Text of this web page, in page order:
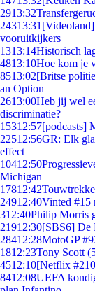
2913:32
24313:31
vooruitkijkers
1313:14Historisch
4813:10Hoe kom je
8513:02[Britse
an Option
2613:00Heb jij wel
discriminatie?
15312:57[podcasts]
22512:56GR: Elk
effect
10412:50
Michigan
17812:42
24912:40Vinted #15
312:40Philip Morris
21912:30[SBS6] De
28412:28MotoGP
1812:23Tony Scott
4512:10[Netflix
8412:08UEFA